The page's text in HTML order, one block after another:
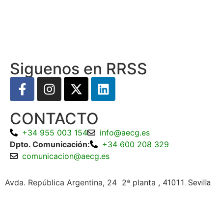
Siguenos en RRSS
CONTACTO
+34 955 003 154
info@aecg.es
Dpto. Comunicación:
+34 600 208 329
comunicacion@aecg.es
Avda. República Argentina, 24 2ª planta , 41011. Sevilla